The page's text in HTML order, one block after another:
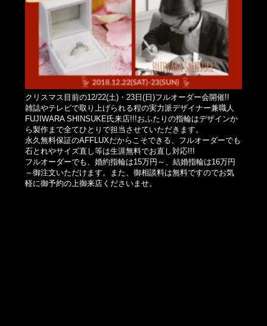
クリスマス目前の12/22(土)・23日(日)フルオーダー会開催!!
雑誌やテレビで取り上げられる程の実力派デザイナー兼職人
FUJIWARA SHINSUKE氏来店!!!おふたりの指輪はデザインか
ら製作まで全てひとりで担当させていただきます。
永久無料保証のAFFLUXだからこそできる、フルオーダーでも
石とれやサイズ直し等は生涯無料でお直し対応!!!
フルオーダーでも、婚約指輪は15万円～、結婚指輪は16万円
～御注文いただけます。また、御相談料は無料ですのでお気
軽に御予約の上御来店くださいませ。